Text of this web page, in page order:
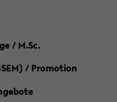
/ M.Sc.
/ Promotion